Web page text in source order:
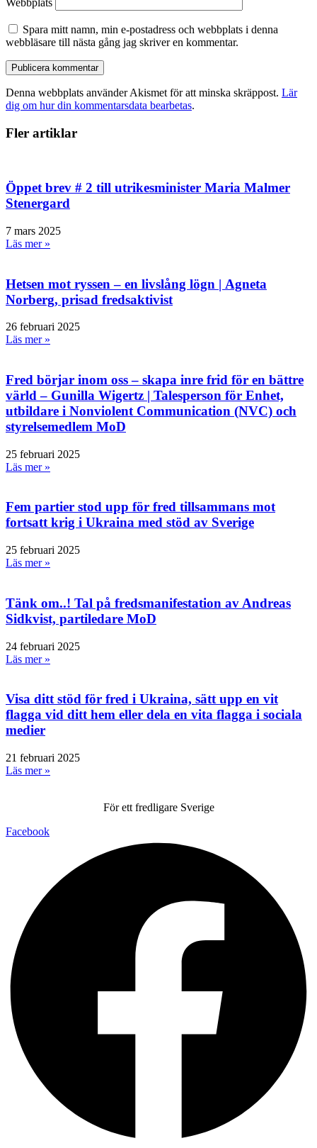
Webbplats
Spara mitt namn, min e-postadress och webbplats i denna
webbläsare till nästa gång jag skriver en kommentar.
Denna webbplats använder Akismet för att minska skräppost. Lär
dig om hur din kommentarsdata bearbetas.
Fler artiklar
Öppet brev # 2 till utrikesminister Maria Malmer
Stenergard
7 mars 2025
Läs mer »
Hetsen mot ryssen – en livslång lögn | Agneta
Norberg, prisad fredsaktivist
26 februari 2025
Läs mer »
Fred börjar inom oss – skapa inre frid för en bättre
värld – Gunilla Wigertz | Talesperson för Enhet,
utbildare i Nonviolent Communication (NVC) och
styrelsemedlem MoD
25 februari 2025
Läs mer »
Fem partier stod upp för fred tillsammans mot
fortsatt krig i Ukraina med stöd av Sverige
25 februari 2025
Läs mer »
Tänk om..! Tal på fredsmanifestation av Andreas
Sidkvist, partiledare MoD
24 februari 2025
Läs mer »
Visa ditt stöd för fred i Ukraina, sätt upp en vit
flagga vid ditt hem eller dela en vita flagga i sociala
medier
21 februari 2025
Läs mer »
För ett fredligare Sverige
Facebook